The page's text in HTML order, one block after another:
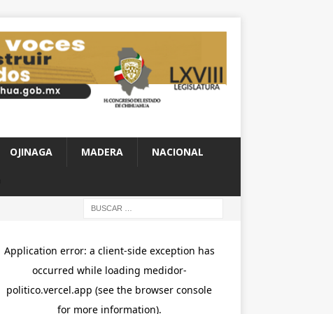
OJINAGA MADERA NACIONAL